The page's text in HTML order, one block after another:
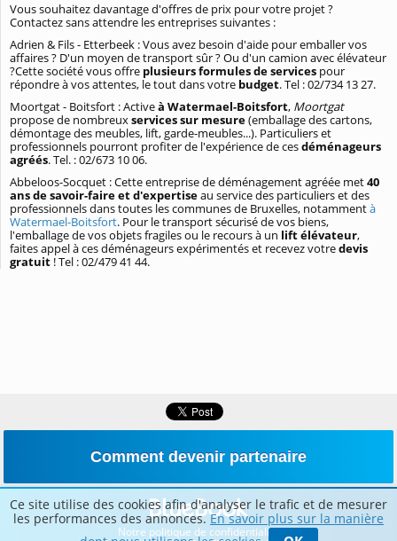
Vous souhaitez davantage d'offres de prix pour votre projet ?
Contactez sans attendre les entreprises suivantes :
Adrien & Fils - Etterbeek : Vous avez besoin d'aide pour emballer vos
affaires ? D'un moyen de transport sûr ? Ou d'un camion avec élévateur
?Cette société vous offre plusieurs formules de services pour
répondre à vos attentes, le tout dans votre budget. Tel :02/734 13 27.
Moortgat - Boitsfort : Activeà Watermael-Boitsfort, Moortgat
propose de nombreuxservices sur mesure(emballage des cartons,
démontage des meubles, lift, garde-meubles...). Particuliers et
professionnels pourront profiter de l'expérience de cesdéménageurs
agréés. Tel. : 02/673 10 06.
Abbeloos-Socquet : Cette entreprise de déménagement agréée met40
ans de savoir-faire et d'expertiseau service des particuliers et des
professionnels dans toutes les communes de Bruxelles, notammentà
Watermael-Boitsfort. Pour le transport sécurisé de vos biens,
l'emballage de vos objets fragiles ou le recours à un lift élévateur,
faites appel à ces déménageurs expérimentés et recevez votredevis
gratuit ! Tel : 02/479 41 44.
Comment devenir partenaire
Notre politique de confidentialité
Ce site utilise des cookies afin d'analyser le trafic et de mesurer
les performances des annonces.En savoir plus sur la manière